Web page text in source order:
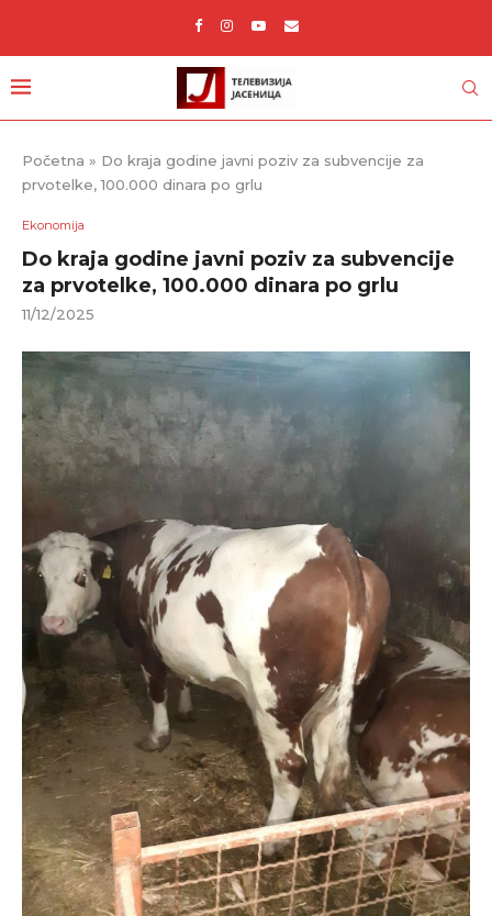
Početna » Do kraja godine javni poziv za subvencije za
prvotelke, 100.000 dinara po grlu
Ekonomija
Do kraja godine javni poziv za subvencije
za prvotelke, 100.000 dinara po grlu
11/12/2025